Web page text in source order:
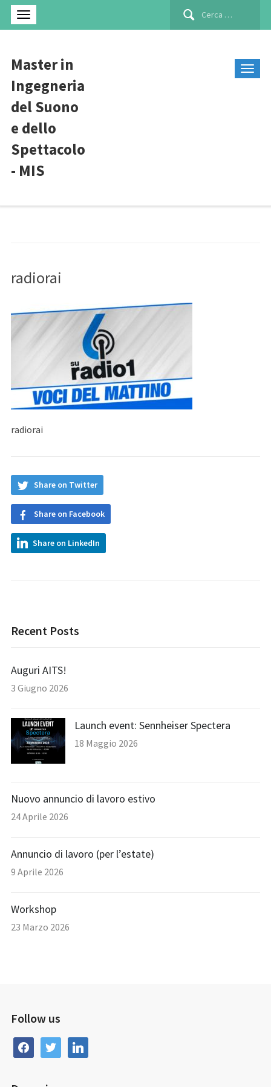
Ricerca
Master in
Ingegneria
del Suono
e dello
Spettacolo
- MIS
radiorai
radiorai
Share on Twitter
Share on Facebook
Share on LinkedIn
Recent Posts
Auguri AITS!
3 Giugno 2026
Launch event: Sennheiser Spectera
18 Maggio 2026
Nuovo annuncio di lavoro estivo
24 Aprile 2026
Annuncio di lavoro (per l’estate)
9 Aprile 2026
Workshop
23 Marzo 2026
Follow us
facebooktwitter linkedin